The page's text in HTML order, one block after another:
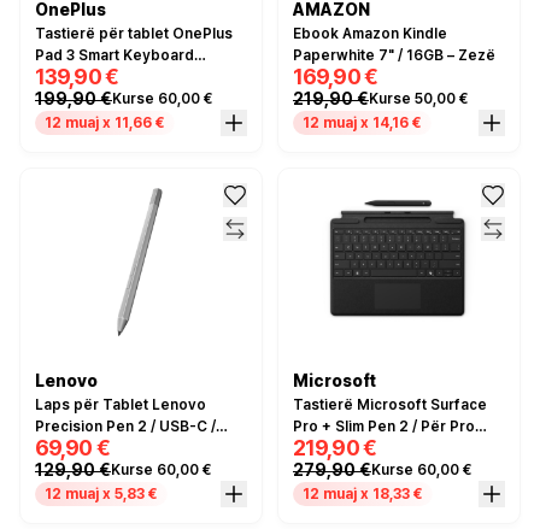
OnePlus
Tastierë për tablet OnePlus
Pad 3 Smart Keyboard
QWERTY – Blu
139,90 €
199,90 €Kurse 60,00 €
12 muaj x 11,66 €
AMAZON
Ebook Amazon Kindle
Paperwhite 7" / 16GB – Zezë
169,90 €
219,90 €Kurse 50,00 €
12 muaj x 14,16 €
Lenovo
Laps për Tablet Lenovo
Precision Pen 2 / USB-C /
Bluetooth / Hiri
69,90 €
129,90 €Kurse 60,00 €
12 muaj x 5,83 €
Microsoft
Tastierë Microsoft Surface
Pro + Slim Pen 2 / Për Pro
10/11 / E zezë
219,90 €
279,90 €Kurse 60,00 €
12 muaj x 18,33 €